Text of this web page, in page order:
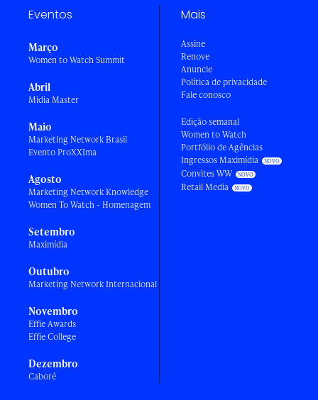
Eventos
Março
Women to Watch Summit
Abril
Mídia Master
Maio
Marketing Network Brasil
Evento ProXXIma
Agosto
Marketing Network Knowledge
Women To Watch - Homenagem
Setembro
Maximídia
Outubro
Marketing Network Internacional
Novembro
Effie Awards
Effie College
Dezembro
Caboré
Mais
Assine
Renove
Anuncie
Política de privacidade
Fale conosco
Edição semanal
Women to Watch
Portfólio de Agências
Ingressos Maximídia
Convites WW
Retail Media